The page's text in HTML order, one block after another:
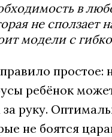
в
не сползает
модели с
ребёнок
руку.
не боятся